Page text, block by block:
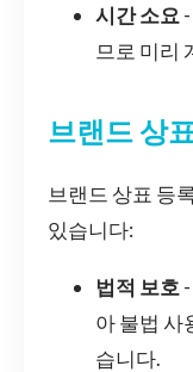
시간 소요
므로 미리
브랜드 상
브랜드 상표 등
있습니다:
법적 보호
아 불법 사
습니다.